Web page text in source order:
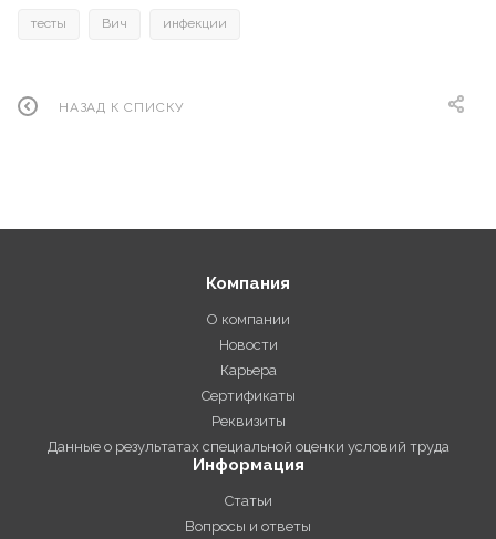
тесты Вич инфекции
НАЗАД К СПИСКУ
Компания
О компании
Новости
Карьера
Сертификаты
Реквизиты
Данные о результатах специальной оценки условий труда
Информация
Статьи
Вопросы и ответы